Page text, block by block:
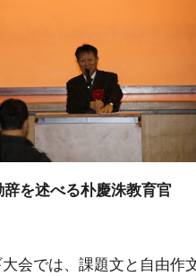
辞を述べる朴慶洙教育官
会では、課題文と自由作